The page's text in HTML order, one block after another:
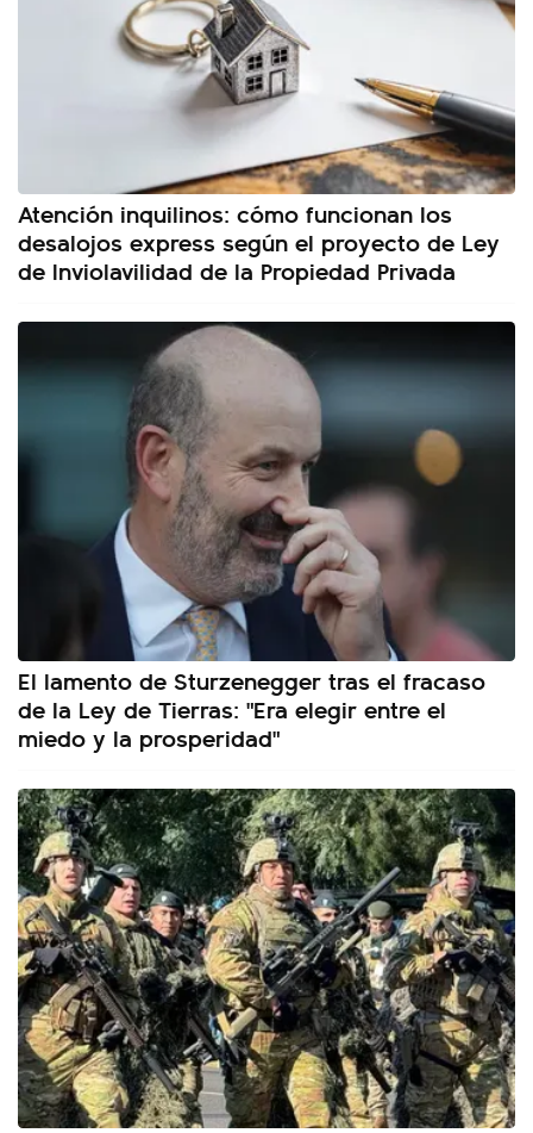
Atención inquilinos: cómo funcionan los
desalojos express según el proyecto de Ley
de Inviolavilidad de la Propiedad Privada
El lamento de Sturzenegger tras el fracaso
de la Ley de Tierras: "Era elegir entre el
miedo y la prosperidad"